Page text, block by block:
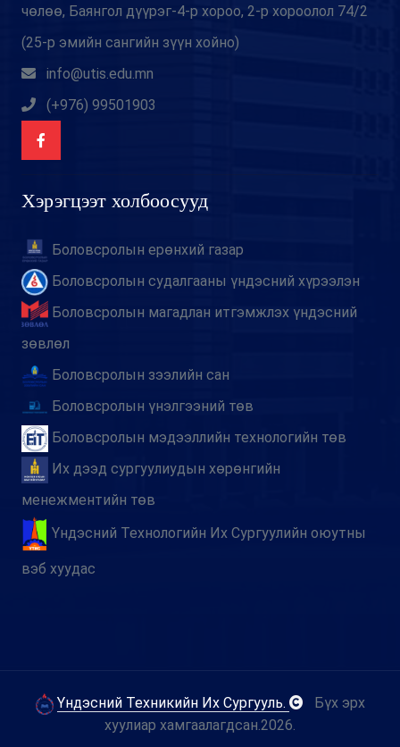
чөлөө, Баянгол дүүрэг-4-р хороо, 2-р хороолол 74/2
(25-р эмийн сангийн зүүн хойно)
info@utis.edu.mn
(+976) 99501903
Хэрэгцээт холбоосууд
Боловсролын ерөнхий газар
Боловсролын судалгааны үндэсний хүрээлэн
Боловсролын магадлан итгэмжлэх үндэсний
зөвлөл
Боловсролын зээлийн сан
Боловсролын үнэлгээний төв
Боловсролын мэдээллийн технологийн төв
Их дээд сургуулиудын хөрөнгийн
менежментийн төв
Үндэсний Технологийн Их Сургуулийн оюутны
вэб хуудас
Үндэсний Техникийн Их Сургууль.
Бүх эрх
хуулиар хамгаалагдсан. 2026.